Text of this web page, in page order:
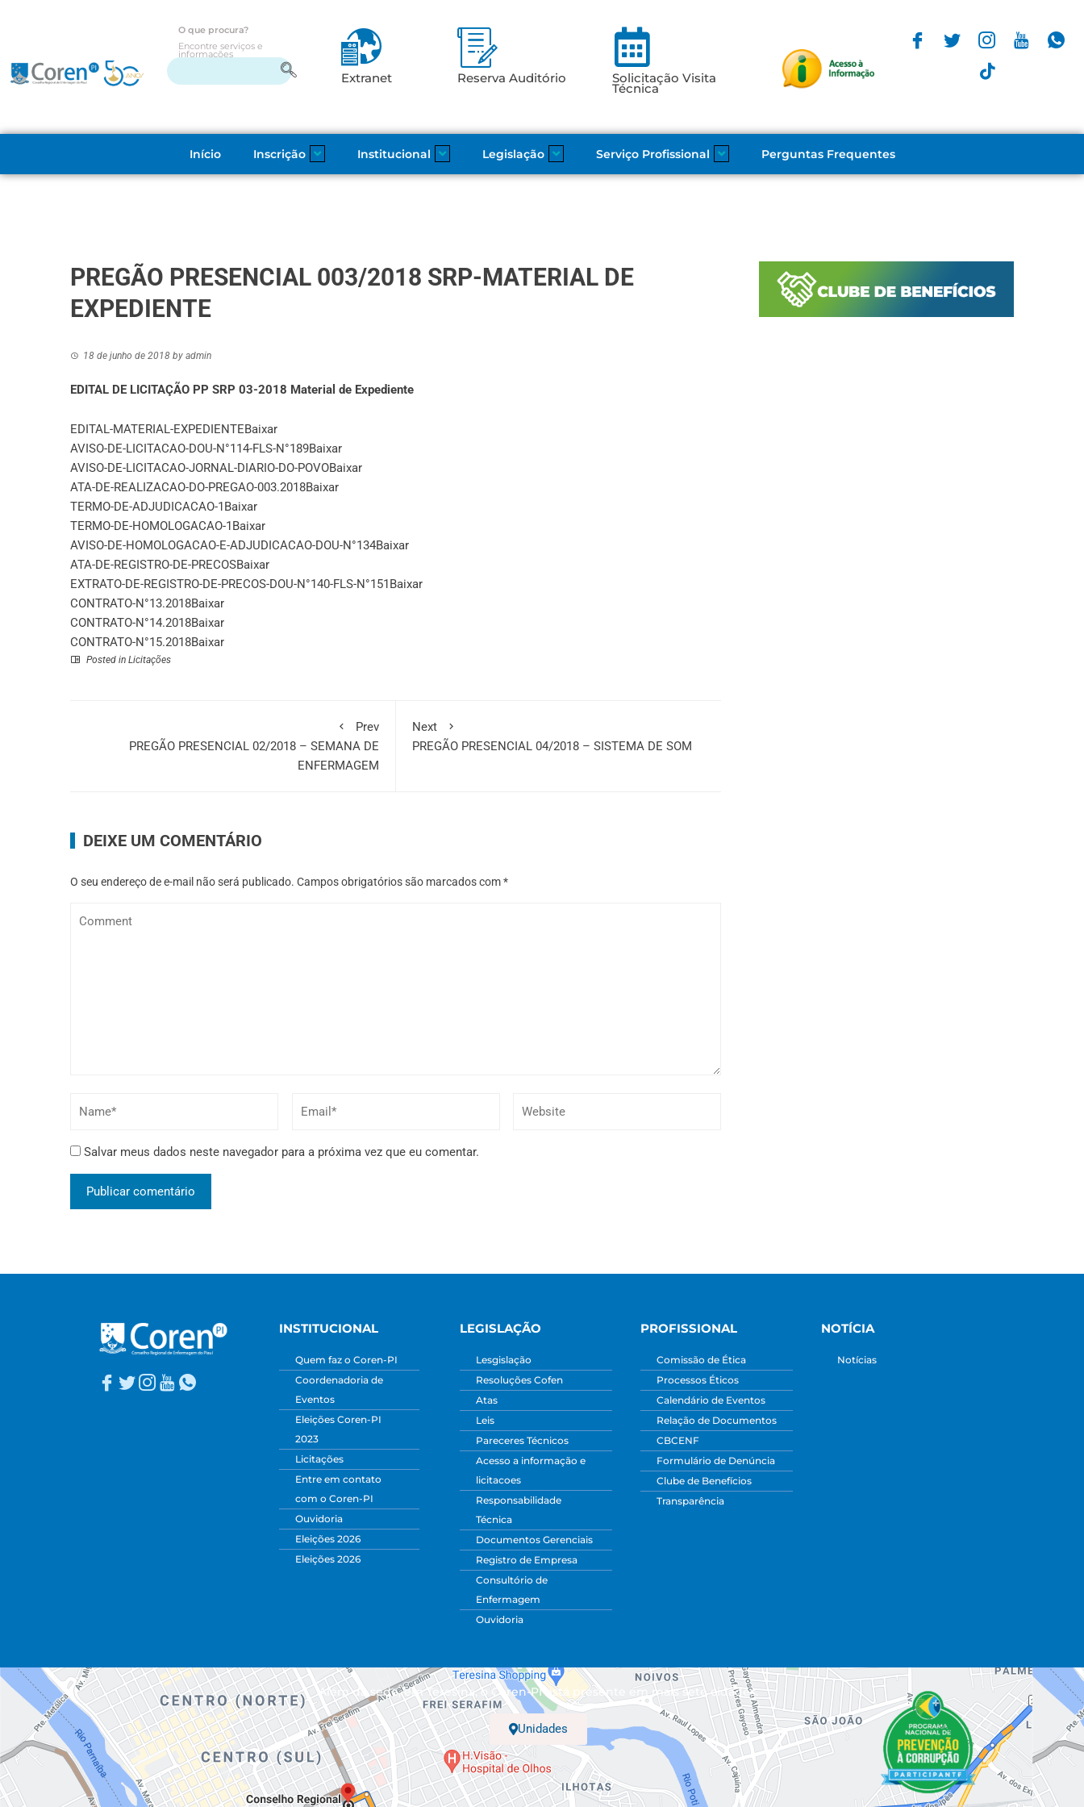
O que procura?
Encontre serviços e
informações
Extranet Reserva Auditório Solicitação Visita
Técnica
Início Inscrição Institucional Legislação Serviço Profissional Perguntas Frequentes
PREGÃO PRESENCIAL 003/2018 SRP-MATERIAL DE
EXPEDIENTE
18 de junho de 2018 by admin
EDITAL DE LICITAÇÃO PP SRP 03-2018 Material de Expediente
EDITAL-MATERIAL-EXPEDIENTEBaixar
AVISO-DE-LICITACAO-DOU-N°114-FLS-N°189Baixar
AVISO-DE-LICITACAO-JORNAL-DIARIO-DO-POVOBaixar
ATA-DE-REALIZACAO-DO-PREGAO-003.2018Baixar
TERMO-DE-ADJUDICACAO-1Baixar
TERMO-DE-HOMOLOGACAO-1Baixar
AVISO-DE-HOMOLOGACAO-E-ADJUDICACAO-DOU-N°134Baixar
ATA-DE-REGISTRO-DE-PRECOSBaixar
EXTRATO-DE-REGISTRO-DE-PRECOS-DOU-N°140-FLS-N°151Baixar
CONTRATO-N°13.2018Baixar
CONTRATO-N°14.2018Baixar
CONTRATO-N°15.2018Baixar
Posted in Licitações
Prev
PREGÃO PRESENCIAL 02/2018 – SEMANA DE
ENFERMAGEM
Next
PREGÃO PRESENCIAL 04/2018 – SISTEMA DE SOM
DEIXE UM COMENTÁRIO
O seu endereço de e-mail não será publicado. Campos obrigatórios são marcados com*
Salvar meus dados neste navegador para a próxima vez que eu comentar.
INSTITUCIONAL
Quem faz o Coren-PI
Coordenadoria de
Eventos
Eleições Coren-PI
2023
Licitações
Entre em contato
com o Coren-PI
Ouvidoria
Eleições 2026
Eleições 2026
LEGISLAÇÃO
Lesgislação
Resoluções Cofen
Atas
Leis
Pareceres Técnicos
Acesso a informação e
licitacoes
Responsabilidade
Técnica
Documentos Gerenciais
Registro de Empresa
Consultório de
Enfermagem
Ouvidoria
PROFISSIONAL
Comissão de Ética
Processos Éticos
Calendário de Eventos
Relação de Documentos
CBCENF
Formulário de Denúncia
Clube de Benefícios
Transparência
NOTÍCIA
Notícias
Além da sede, em Teresina, o Coren-PI está presente em mais sete cidades.
Unidades